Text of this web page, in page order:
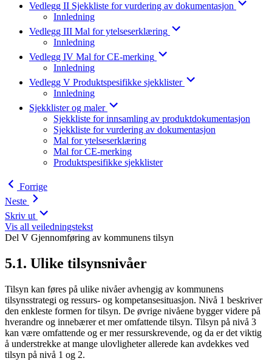
Vedlegg II Sjekkliste for vurdering av dokumentasjon
Innledning
Vedlegg III Mal for ytelseserklæring
Innledning
Vedlegg IV Mal for CE-merking
Innledning
Vedlegg V Produktspesifikke sjekklister
Innledning
Sjekklister og maler
Sjekkliste for innsamling av produktdokumentasjon
Sjekkliste for vurdering av dokumentasjon
Mal for ytelseserklæring
Mal for CE-merking
Produktspesifikke sjekklister
Forrige
Neste
Skriv ut
Vis all veiledningstekst
Del V Gjennomføring av kommunens tilsyn
5.1. Ulike tilsynsnivåer
Tilsyn kan føres på ulike nivåer avhengig av kommunens
tilsynsstrategi og ressurs- og kompetansesituasjon. Nivå 1 beskriver
den enkleste formen for tilsyn. De øvrige nivåene bygger videre på
hverandre og innebærer et mer omfattende tilsyn. Tilsyn på nivå 3
kan være omfattende og er mer ressurskrevende, og da er det viktig
å understrekke at mange ulovligheter allerede kan avdekkes ved
tilsyn på nivå 1 og 2.